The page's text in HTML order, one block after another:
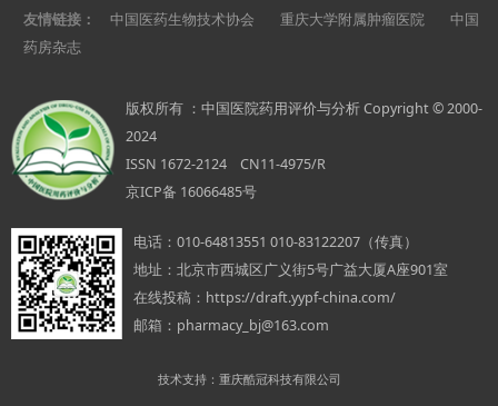
友情链接： 中国医药生物技术协会 重庆大学附属肿瘤医院
中国
药房杂志
版权所有 ：中国医院药用评价与分析 Copyright © 2000-
2024
ISSN 1672-2124 CN11-4975/R
京ICP备 16066485号
电话： 010-64813551 010-83122207（传真）
地址： 北京市西城区广义街5号广益大厦A座901室
在线投稿： https://draft.yypf-china.com/
邮箱： pharmacy_bj@163.com
技术支持：重庆酷冠科技有限公司